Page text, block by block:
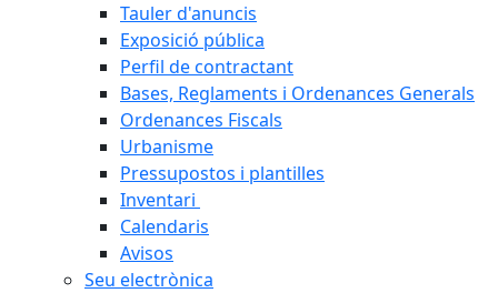
Tauler d'anuncis
Exposició pública
Perfil de contractant
Bases, Reglaments i Ordenances Generals
Ordenances Fiscals
Urbanisme
Pressupostos i plantilles
Inventari
Calendaris
Avisos
Seu electrònica